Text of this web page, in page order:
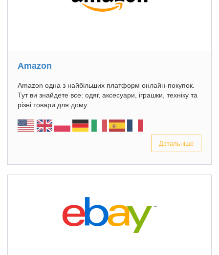
Amazon
Amazon одна з найбільших платформ онлайн-покупок.
Тут ви знайдете все: одяг, аксесуари, іграшки, техніку та
різні товари для дому.
Детальніше